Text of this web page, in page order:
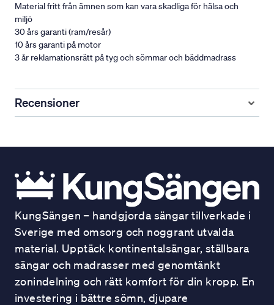
Material fritt från ämnen som kan vara skadliga för hälsa och
miljö
30 års garanti (ram/resår)
10 års garanti på motor
3 år reklamationsrätt på tyg och sömmar och bäddmadrass
Recensioner
KungSängen – handgjorda sängar tillverkade i
Sverige med omsorg och noggrant utvalda
material. Upptäck kontinentalsängar, ställbara
sängar och madrasser med genomtänkt
zonindelning och rätt komfort för din kropp. En
investering i bättre sömn, djupare